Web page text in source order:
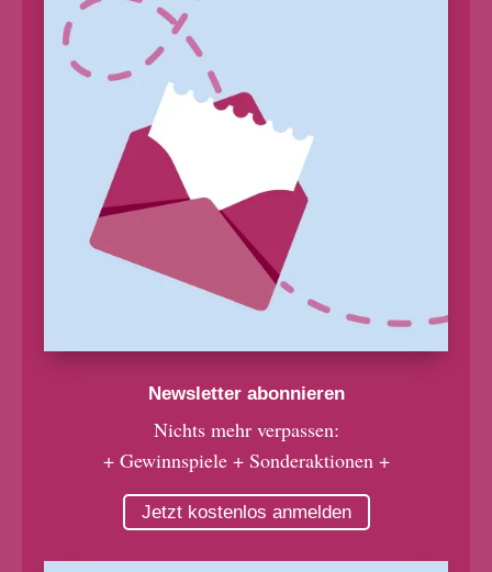
Newsletter abonnieren
Nichts mehr verpassen:
+ Gewinnspiele + Sonderaktionen +
Jetzt kostenlos anmelden